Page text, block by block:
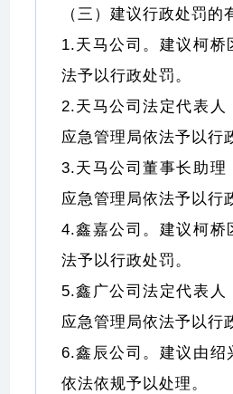
（三）建议行政处罚的
1.天马公司。建议柯桥
法予以行政处罚。
2.天马公司法定代表人
应急管理局依法予以行
3.天马公司董事长助理
应急管理局依法予以行
4.鑫嘉公司。建议柯桥
法予以行政处罚。
5.鑫广公司法定代表人
应急管理局依法予以行
6.鑫辰公司。建议由绍
依法依规予以处理。